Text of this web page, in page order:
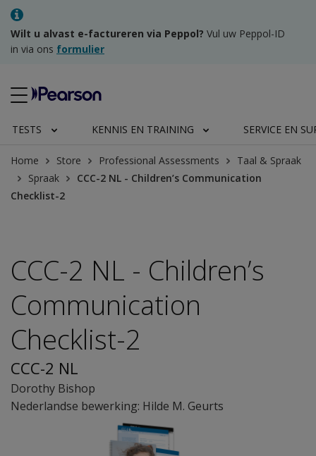
Wilt u alvast e-factureren via Peppol? Vul uw Peppol-ID
in via ons formulier
TESTS KENNIS EN TRAINING SERVICE EN
Home Store Professional Assessments
Taal & Spraak
Spraak
CCC-2 NL - Children’s Communication
Checklist-2
CCC-2 NL - Children’s
Communication
Checklist-2
CCC-2 NL
Dorothy Bishop
Nederlandse bewerking: Hilde M. Geurts